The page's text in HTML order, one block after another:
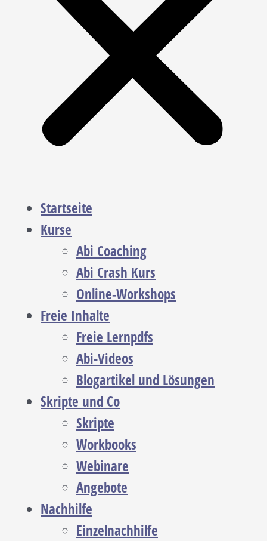
Startseite
Kurse
Abi Coaching
Abi Crash Kurs
Online-Workshops
Freie Inhalte
Freie Lernpdfs
Abi-Videos
Blogartikel und Lösungen
Skripte und Co
Skripte
Workbooks
Webinare
Angebote
Nachhilfe
Einzelnachhilfe